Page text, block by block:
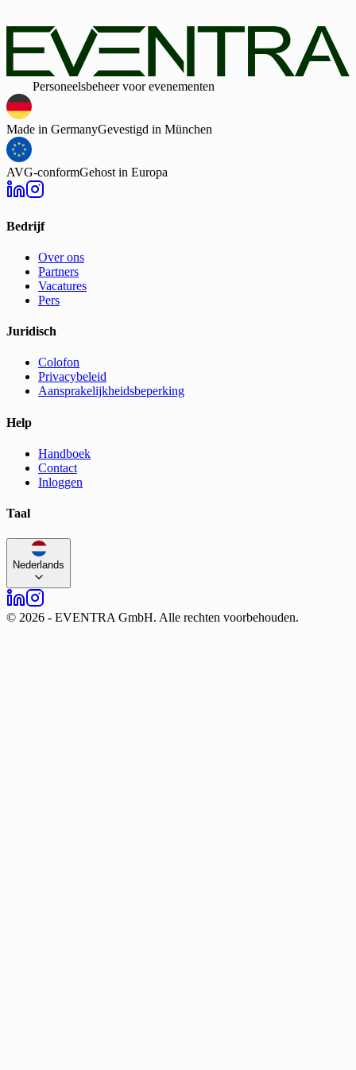
Daarnaast ga ik door het verzenden van het formulier akkoord
de algemene voorwaarden.
Personeelsbeheer voor evenementen
Made in GermanyGevestigd in München
AVG-conformGehost in Europa
Bedrijf
Over ons
Partners
Vacatures
Pers
Juridisch
Colofon
Privacybeleid
Aansprakelijkheidsbeperking
Help
Handboek
Contact
Inloggen
Taal
Nederlands
© 2026 - EVENTRA GmbH. Alle rechten voorbehouden.